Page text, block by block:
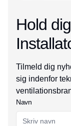
Hold
Tilmeld dig
sig indenfor
Navn